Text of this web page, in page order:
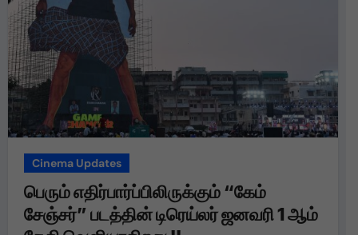
Cinema Updates
பெரும் எதிர்பார்ப்பிலிருக்கும் “கேம்
சேஞ்சர்” படத்தின் டிரெய்லர் ஜனவரி 1 ஆம்